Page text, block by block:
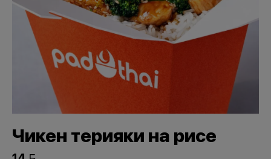
Чикен терияки на рисе